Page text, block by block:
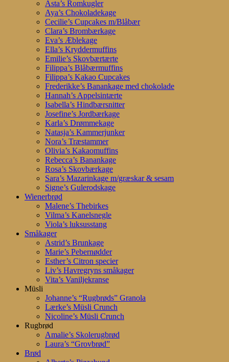
Asta’s Romkugler
Aya’s Chokoladekage
Cecilie’s Cupcakes m/Blåbær
Clara’s Brombærkage
Eva’s Æblekage
Ella’s Kryddermuffins
Emilie’s Skovbærtærte
Filippa’s Blåbærmuffins
Filippa’s Kakao Cupcakes
Frederikke’s Banankage med chokolade
Hannah’s Appelsintærte
Isabella’s Hindbærsnitter
Josefine’s Jordbærkage
Karla’s Drømmekage
Natasja’s Kammerjunker
Nora’s Træstammer
Olivia’s Kakaomuffins
Rebecca’s Banankage
Rosa’s Skovbærkage
Sara’s Mazarinkage m/græskar & sesam
Signe’s Gulerodskage
Wienerbrød
Malene’s Thebirkes
Vilma’s Kanelsnegle
Viola’s luksusstang
Småkager
Astrid’s Brunkage
Marie’s Pebernødder
Esther’s Citron specier
Liv’s Havregryns småkager
Vita’s Vaniljekranse
Müsli
Johanne’s “Rugbrøds” Granola
Lærke’s Müsli Crunch
Nicoline’s Müsli Crunch
Rugbrød
Amalie’s Skolerugbrød
Laura’s “Grovbrød”
Brød